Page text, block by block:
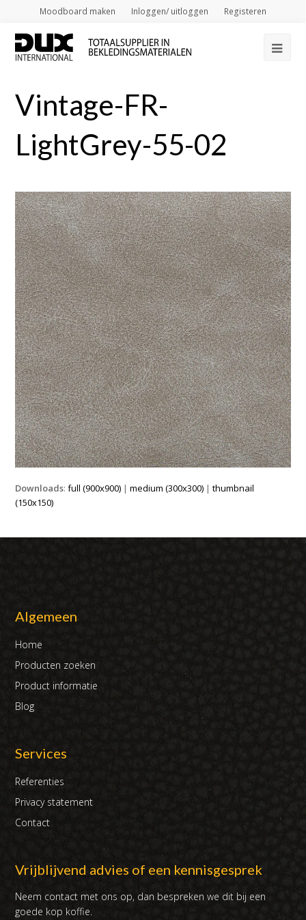
Moodboard maken Inloggen/ uitloggen Registeren
Vintage-FR-
LightGrey-55-02
Downloads:full (900x900) |medium (300x300) |thumbnail
(150x150)
Algemeen
Home
Producten zoeken
Product informatie
Blog
Services
Referenties
Privacy statement
Contact
Vrijblijvend advies of een kennisgesprek
Neem contact met ons op, dan bespreken we dit bij een
goede kop koffie.